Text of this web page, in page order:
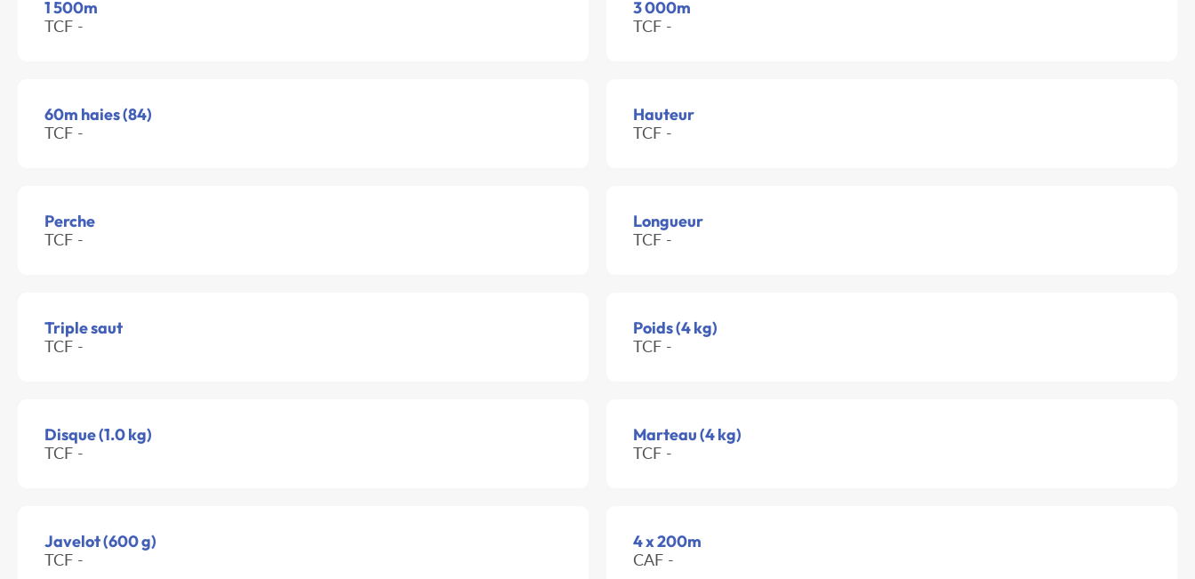
1 500m
TCF -
3 000m
TCF -
60m haies (84)
TCF -
Hauteur
TCF -
Perche
TCF -
Longueur
TCF -
Triple saut
TCF -
Poids (4 kg)
TCF -
Disque (1.0 kg)
TCF -
Marteau (4 kg)
TCF -
Javelot (600 g)
TCF -
4 x 200m
CAF -